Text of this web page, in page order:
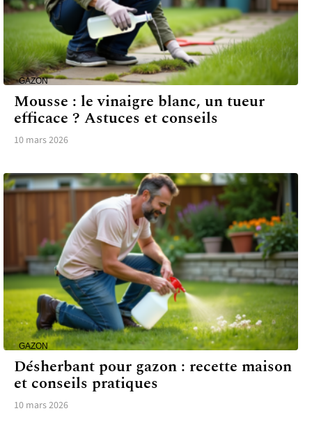
GAZON
Mousse : le vinaigre blanc, un tueur
efficace ? Astuces et conseils
10 mars 2026
GAZON
Désherbant pour gazon : recette maison
et conseils pratiques
10 mars 2026